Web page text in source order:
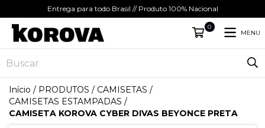
Entrega para todo Brasil // Produto 100% Nacional
0
MENU
Início / PRODUTOS / CAMISETAS /
CAMISETAS ESTAMPADAS /
CAMISETA KOROVA CYBER DIVAS BEYONCE PRETA